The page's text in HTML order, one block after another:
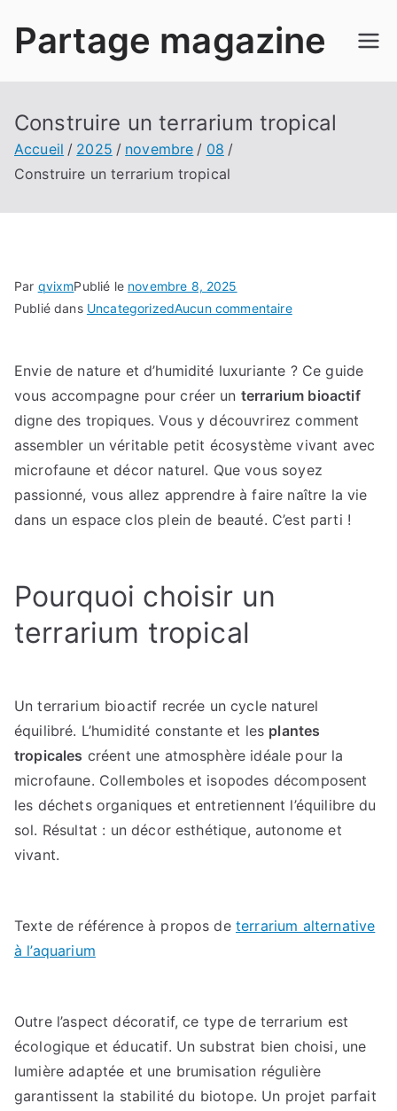
Partage magazine
Construire un terrarium tropical
Accueil 2025 novembre
08
Construire un terrarium tropical
Par qvixmPublié le novembre 8, 2025
Publié dans UncategorizedAucun commentairesur
terrarium
tropical
Envie de nature et d’humidité luxuriante ? Ce guide
vous accompagne pour créer un terrarium bioactif
digne des tropiques. Vous y découvrirez comment
assembler un véritable petit écosystème vivant avec
microfaune et décor naturel. Que vous soyez
passionné, vous allez apprendre à faire naître la vie
dans un espace clos plein de beauté. C’est parti !
Pourquoi choisir un
terrarium tropical
Un terrarium bioactif recrée un cycle naturel
équilibré. L’humidité constante et les plantes
tropicales créent une atmosphère idéale pour la
microfaune. Collemboles et isopodes décomposent
les déchets organiques et entretiennent l’équilibre du
sol. Résultat : un décor esthétique, autonome et
vivant.
Texte de référence à propos de terrarium alternative
à l’aquarium
Outre l’aspect décoratif, ce type de terrarium est
écologique et éducatif. Un substrat bien choisi, une
lumière adaptée et une brumisation régulière
garantissent la stabilité du biotope. Un projet parfait